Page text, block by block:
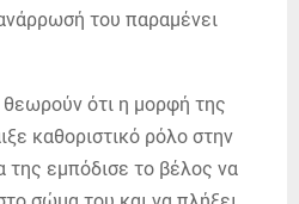
ανάρρωσή του παραμένει
θεωρούν ότι η μορφή της
καθοριστικό ρόλο στην
της εμπόδισε το βέλος να